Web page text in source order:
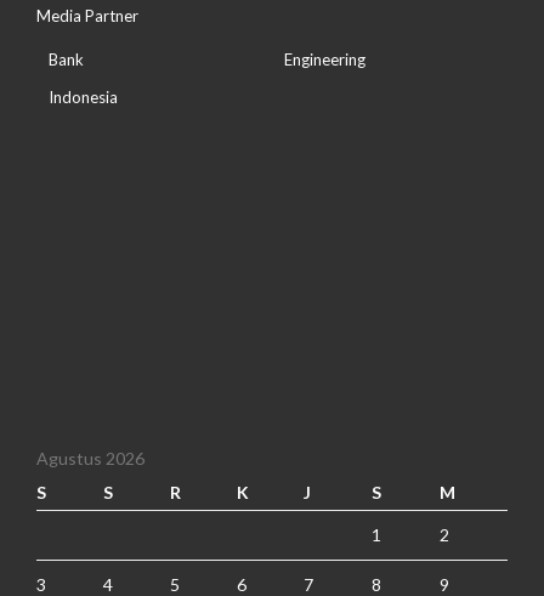
Media Partner
Bank
Indonesia
Engineering
Agustus 2026
S
S R K J S M
1 2
3 4 5 6 7 8 9